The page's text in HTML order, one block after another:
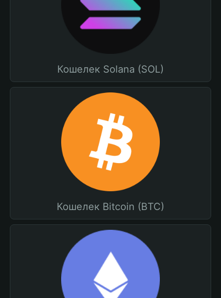
Кошелек Solana (SOL)
Кошелек Bitcoin (BTC)